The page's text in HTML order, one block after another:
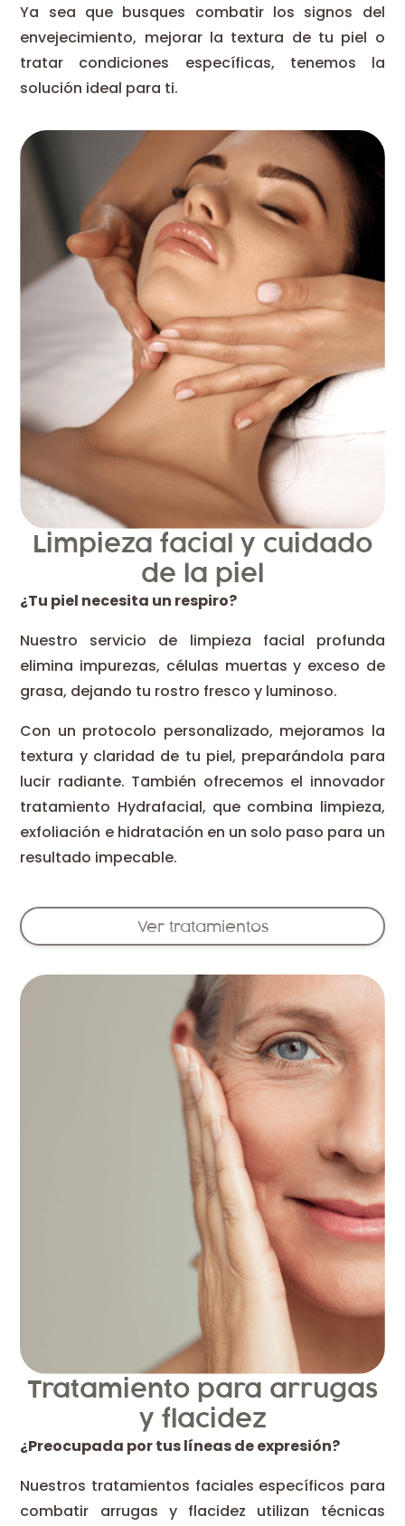
Ya sea que busques combatir los signos del
envejecimiento, mejorar la textura de tu piel o
tratar condiciones específicas, tenemos la
solución ideal para ti.
Limpieza facial y cuidado
de la piel
¿Tu piel necesita un respiro?
Nuestro servicio de limpieza facial profunda
elimina impurezas, células muertas y exceso de
grasa, dejando tu rostro fresco y luminoso.
Con un protocolo personalizado, mejoramos la
textura y claridad de tu piel, preparándola para
lucir radiante. También ofrecemos el innovador
tratamiento Hydrafacial, que combina limpieza,
exfoliación e hidratación en un solo paso para un
resultado impecable.
Ver tratamientos
Tratamiento para arrugas
y flacidez
¿Preocupada por tus líneas de expresión?
Nuestros tratamientos faciales específicos para
combatir arrugas y flacidez utilizan técnicas